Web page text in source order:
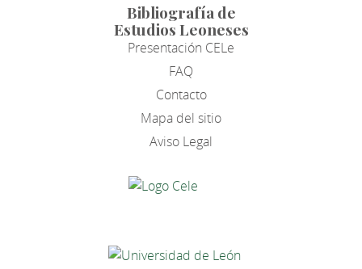
Bibliografía de
Estudios Leoneses
Presentación CELe
FAQ
Contacto
Mapa del sitio
Aviso Legal